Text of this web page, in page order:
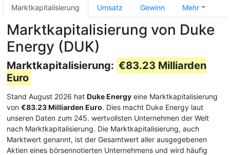
Marktkapitalisierung Umsatz Gewinn Mehr
Marktkapitalisierung von Duke
Energy (DUK)
Marktkapitalisierung: €83.23 Milliarden
Euro
Stand August 2026 hat Duke Energy eine Marktkapitalisierung
von €83.23 Milliarden Euro. Dies macht Duke Energy laut
unseren Daten zum 245. wertvollsten Unternehmen der Welt
nach Marktkapitalisierung. Die Marktkapitalisierung, auch
Marktwert genannt, ist der Gesamtwert aller ausgegebenen
Aktien eines börsennotierten Unternehmens und wird häufig